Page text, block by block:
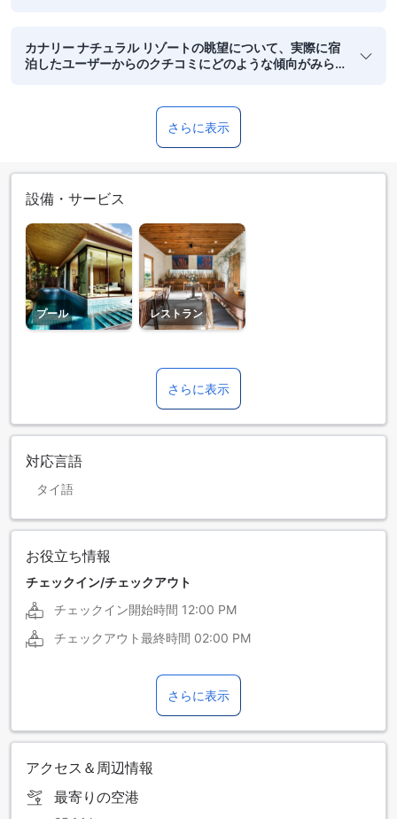
カナリー ナチュラル リゾートの眺望について、実際に宿
泊したユーザーからのクチコミにどのような傾向がみら
さらに表示
設備・サービス
プール レストラン
さらに表示
対応言語
タイ語
お役立ち情報
チェックイン/チェックアウト
チェックイン開始時間 12:00 PM
チェックアウト最終時間 02:00 PM
さらに表示
アクセス＆周辺情報
最寄りの空港